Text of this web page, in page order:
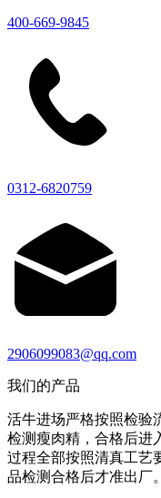
400-669-9845
0312-6820759
2906099083@qq.com
我们的产品
活牛进场严格按照检验
检测瘦肉精，合格后进
过程全部按照清真工艺
品检测合格后才准出厂。